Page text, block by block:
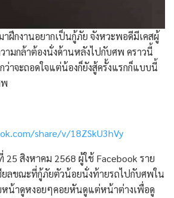
ฝึกงานอยากเป็นกู้ภัย จังหวะพอดีมีเคสผู้
ามกล้าต้องนั่งด้านหลังไปกับศพ คราวนี้
าจะถอดใจแต่น้องก็ยังสู้ครั้งแรกก็แบบนี้
share/v/18ZSkU3hVy
25 สิงหาคม 2568 ผู้ใช้ Facebook ราย
ลขณะที่กู้ภัยตัวน้อยนั่งท้ายรถไปกับศพใน
น้าดูหงอยๆคอยหันดูแต่หน้าต่างเพื่อดู